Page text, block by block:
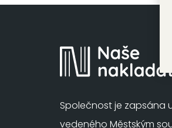
Společnost je zapsána
vedeného Městským